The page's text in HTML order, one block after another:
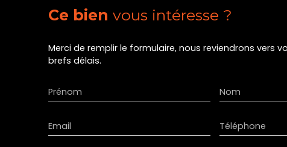
Ce bien vous intéresse ?
Merci de remplir le formulaire, nous reviendrons vers
brefs délais.
Prénom Nom
Email Téléphone